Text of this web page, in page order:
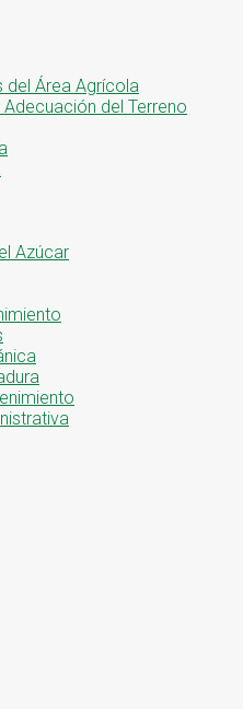
del Área Agrícola
del Terreno
Azúcar